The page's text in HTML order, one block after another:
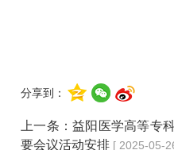
分享到：
上一条：益阳医学高等专
要会议活动安排 [ 2025-05-